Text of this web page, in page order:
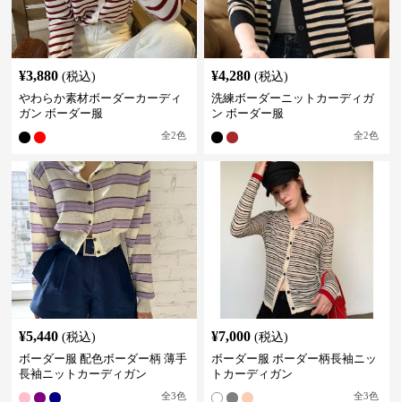
¥3,880 (税込)
やわらか素材ボーダーカーディ
ガン ボーダー服
全2色
¥4,280 (税込)
洗練ボーダーニットカーディガ
ン ボーダー服
全2色
¥5,440 (税込)
ボーダー服 配色ボーダー柄 薄手
長袖ニットカーディガン
全3色
¥7,000 (税込)
ボーダー服 ボーダー柄長袖ニッ
トカーディガン
全3色